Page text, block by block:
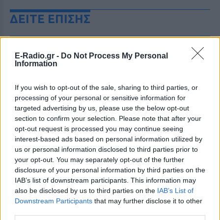
E-Radio.gr - Do Not Process My Personal
Information
If you wish to opt-out of the sale, sharing to third parties, or
processing of your personal or sensitive information for
targeted advertising by us, please use the below opt-out
section to confirm your selection. Please note that after your
opt-out request is processed you may continue seeing
interest-based ads based on personal information utilized by
us or personal information disclosed to third parties prior to
your opt-out. You may separately opt-out of the further
disclosure of your personal information by third parties on the
IAB’s list of downstream participants. This information may
also be disclosed by us to third parties on the IAB’s List of
Downstream Participants that may further disclose it to other
ΔΕΙΤΕ ΕΠΙΣΗΣ
εκ. δίσκους άφησε τη δόξα και
άλλαξε ζωή
ΠΡΙΝ 8 ΏΡΕΣ
Με επιτυχίες όπως τα «Thank You»,
«White Flag» και τη θρυλική συνεργασία
της με τον Eminem στο «Stan», η Dido
έγινε μία από τις μεγαλύτερες ποπ σταρ
των 00s
Η πιο δύσκολη στιγμή στη ζωή
του Barack Obama δεν συνέβη
στον Λευκό Οίκο
ΠΡΙΝ 8 ΏΡΕΣ
Η νύχτα που ο Barack και η Michelle